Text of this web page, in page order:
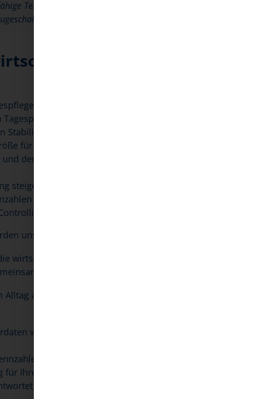
Teilnahme ist nur gegeben, wenn Sie mit Bild und Ton
sind.
betreiben
in Deutschland?
mit wirtschaftlichen Schwierigkeiten und andere
für eine Tagespflege?
den Fahrdienst selbst durchführen? Es rechnet sich doch
steigern/ verbessern?
für Tagespflegen?“
für Tagespflegen aussehen?
uns oft in der Beratung gestellt.
wirtschaftliche Situation Ihrer Tagespflege zu verbessern,
besprechen und Lösungswege vorstellen.
als Geschäftsführer/ Inhaber, Tagespflegeleitung oder
von Tagespflegen in Deutschland als Vergleich
zur Steuerung von Tagespflegen
Ihre Tagespflege entwickeln
werden